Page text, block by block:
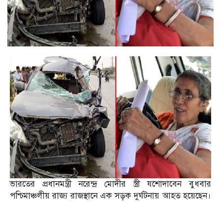
ভারতের প্রধানমন্ত্রী নরেন্দ্র মোদীর স্ত্রী যশোদাবেন বুধবার
পশ্চিমাঞ্চলীয় রাজ্য রাজস্থানে এক সড়ক দুর্ঘটনায় আহত হয়েছেন।